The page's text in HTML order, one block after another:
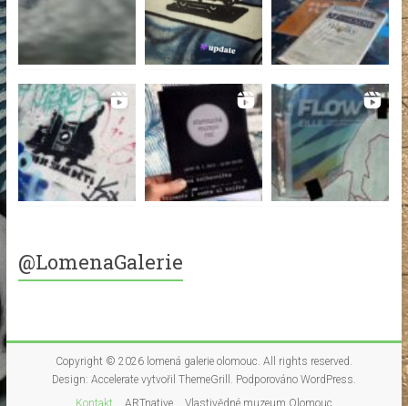
@LomenaGalerie
Copyright © 2026 lomená galerie olomouc. All rights reserved.
Design: Acceleratevytvořil ThemeGrill. Podporováno WordPress.